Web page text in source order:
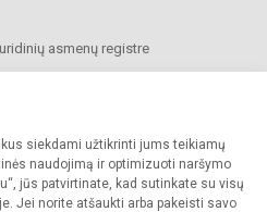
siekdami užtikrinti jums teikiamų
naudojimą ir optimizuoti naršymo
jūs patvirtinate, kad sutinkate su visų
Jei norite atšaukti arba pakeisti savo
asmenų registre
gimnazija. Visos teisės saugomos.
sutikimo griežtai draudžiama.
Slapukų valdymas